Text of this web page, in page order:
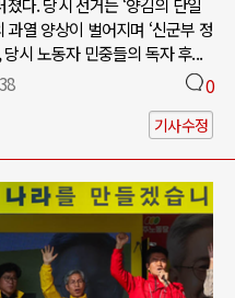
열 양상이 벌어지며 ‘신군부 정
시 노동자 민중들의 독자 후...
0
기사수정